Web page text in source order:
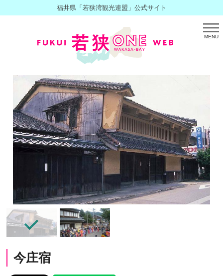
福井県「若狭湾観光連盟」公式サイト
MENU
今庄宿